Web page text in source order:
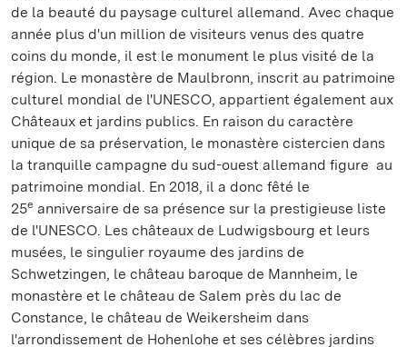
de la beauté du paysage culturel allemand. Avec chaque
année plus d'un million de visiteurs venus des quatre
coins du monde, il est le monument le plus visité de la
région. Le monastère de Maulbronn, inscrit au patrimoine
culturel mondial de l'UNESCO, appartient également aux
Châteaux et jardins publics. En raison du caractère
unique de sa préservation, le monastère cistercien dans
la tranquille campagne du sud-ouest allemand figure au
patrimoine mondial. En 2018, il a donc fêté le
25e anniversaire de sa présence sur la prestigieuse liste
de l'UNESCO. Les châteaux de Ludwigsbourg et leurs
musées, le singulier royaume des jardins de
Schwetzingen, le château baroque de Mannheim, le
monastère et le château de Salem près du lac de
Constance, le château de Weikersheim dans
l'arrondissement de Hohenlohe et ses célèbres jardins